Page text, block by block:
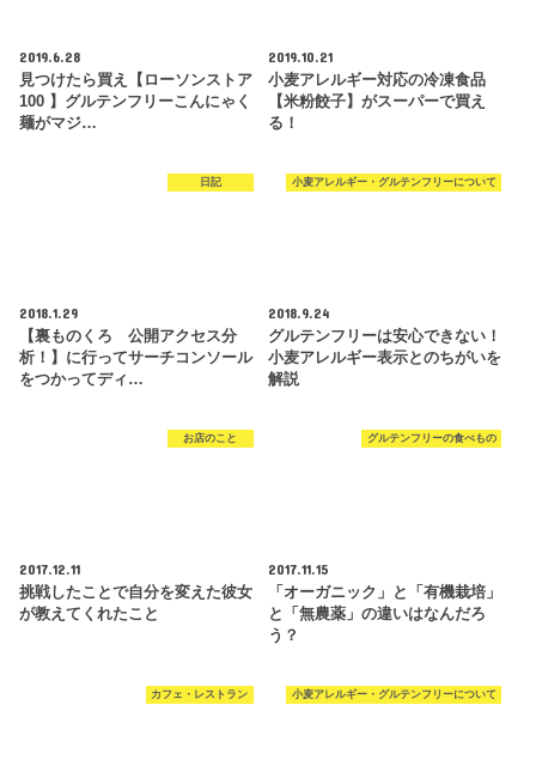
2019.6.28
見つけたら買え【ローソンストア
100 】グルテンフリーこんにゃく
麺がマジ…
2019.10.21
小麦アレルギー対応の冷凍食品
【米粉餃子】がスーパーで買え
る！
日記
2018.1.29
【裏ものくろ 公開アクセス分
析！】に行ってサーチコンソール
をつかってディ…
小麦アレルギー・グルテンフリーについて
2018.9.24
グルテンフリーは安心できない！
小麦アレルギー表示とのちがいを
解説
お店のこと
2017.12.11
挑戦したことで自分を変えた彼女
が教えてくれたこと
グルテンフリーの食べもの
2017.11.15
「オーガニック」と「有機栽培」
と「無農薬」の違いはなんだろ
う？
カフェ・レストラン 小麦アレルギー・グルテンフリーについて